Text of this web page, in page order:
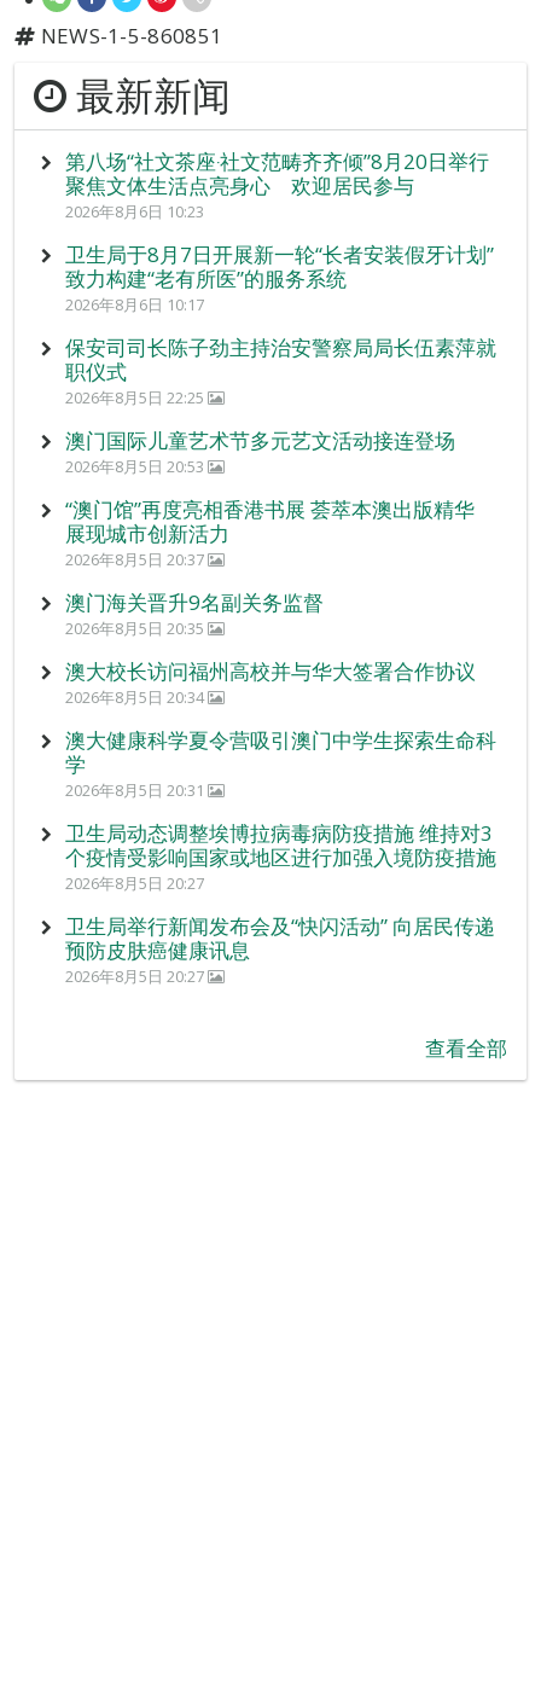
NEWS-1-5-860851
最新新闻
第八场“社文茶座‧社文范畴齐齐倾”8月20日举行
聚焦文体生活点亮身心 欢迎居民参与
2026年8月6日 10:23
卫生局于8月7日开展新一轮“长者安装假牙计划”
致力构建“老有所医”的服务系统
2026年8月6日 10:17
保安司司长陈子劲主持治安警察局局长伍素萍就
职仪式
2026年8月5日 22:25
澳门国际儿童艺术节多元艺文活动接连登场
2026年8月5日 20:53
“澳门馆”再度亮相香港书展 荟萃本澳出版精华
展现城市创新活力
2026年8月5日 20:37
澳门海关晋升9名副关务监督
2026年8月5日 20:35
澳大校长访问福州高校并与华大签署合作协议
2026年8月5日 20:34
澳大健康科学夏令营吸引澳门中学生探索生命科
学
2026年8月5日 20:31
卫生局动态调整埃博拉病毒病防疫措施 维持对3
个疫情受影响国家或地区进行加强入境防疫措施
2026年8月5日 20:27
卫生局举行新闻发布会及“快闪活动” 向居民传递
预防皮肤癌健康讯息
2026年8月5日 20:27
查看全部